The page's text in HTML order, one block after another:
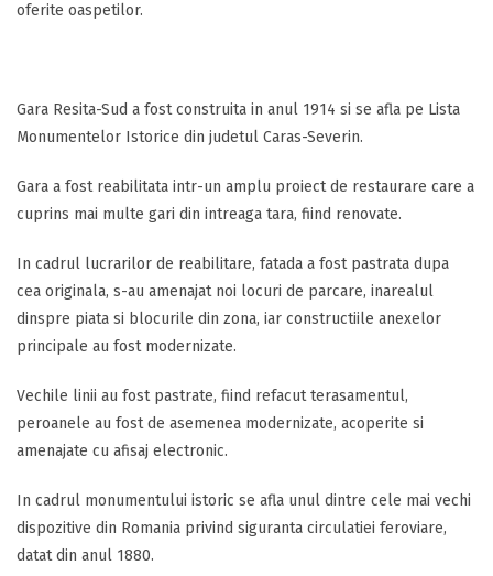
oferite oaspetilor.
Gara Resita-Sud a fost construita in anul 1914 si se afla pe Lista
Monumentelor Istorice din judetul Caras-Severin.
Gara a fost reabilitata intr-un amplu proiect de restaurare care a
cuprins mai multe gari din intreaga tara, fiind renovate.
In cadrul lucrarilor de reabilitare, fatada a fost pastrata dupa
cea originala, s-au amenajat noi locuri de parcare, inarealul
dinspre piata si blocurile din zona, iar constructiile anexelor
principale au fost modernizate.
Vechile linii au fost pastrate, fiind refacut terasamentul,
peroanele au fost de asemenea modernizate, acoperite si
amenajate cu afisaj electronic.
In cadrul monumentului istoric se afla unul dintre cele mai vechi
dispozitive din Romania privind siguranta circulatiei feroviare,
datat din anul 1880.